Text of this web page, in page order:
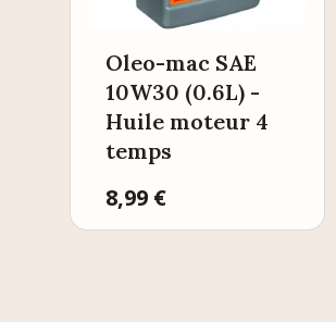
Oleo-mac SAE
10W30 (0.6L) -
Huile moteur 4
temps
Prix
8,99 €